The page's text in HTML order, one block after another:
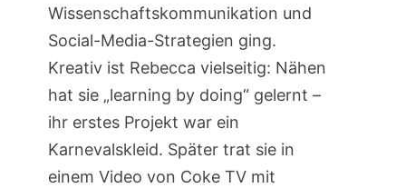
Wissenschaftskommunikation und
Social-Media-Strategien ging.
Kreativ ist Rebecca vielseitig: Nähen
hat sie „learning by doing“ gelernt –
ihr erstes Projekt war ein
Karnevalskleid. Später trat sie in
einem Video von Coke TV mit